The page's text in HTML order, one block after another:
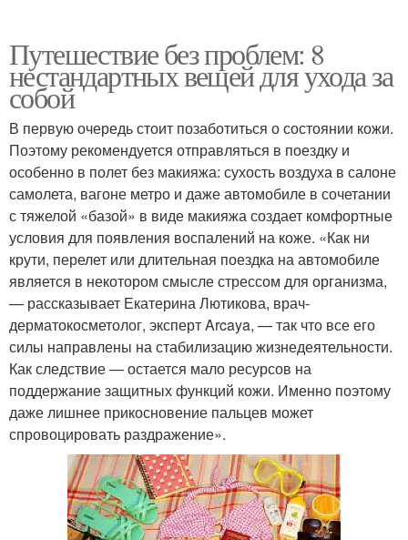
Путешествие без проблем: 8
нестандартных вещей для ухода за
собой
В первую очередь стоит позаботиться о состоянии кожи.
Поэтому рекомендуется отправляться в поездку и
особенно в полет без макияжа: сухость воздуха в салоне
самолета, вагоне метро и даже автомобиле в сочетании
с тяжелой «базой» в виде макияжа создает комфортные
условия для появления воспалений на коже. «Как ни
крути, перелет или длительная поездка на автомобиле
является в некотором смысле стрессом для организма,
— рассказывает Екатерина Лютикова, врач-
дерматокосметолог, эксперт Arcaya, — так что все его
силы направлены на стабилизацию жизнедеятельности.
Как следствие — остается мало ресурсов на
поддержание защитных функций кожи. Именно поэтому
даже лишнее прикосновение пальцев может
спровоцировать раздражение».